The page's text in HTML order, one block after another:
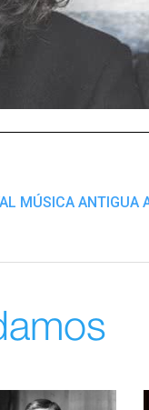
MÚSICA ANTIGUA